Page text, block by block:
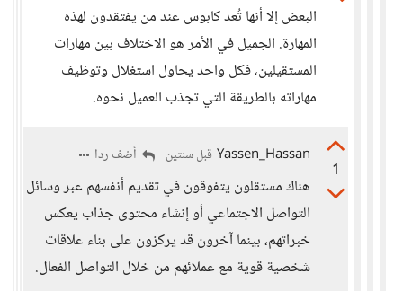
البعض إلا أنها تُعد كابوس عند من يفتقدون لهذه
المهارة. الجميل في الأمر هو الاختلاف بين مهارات
المستقيلين، فكل واحد يحاول استغلال وتوظيف
مهاراته بالطريقة التي تجذب العميل نحوه.
1
Yassen_Hassan قبل سنتين أضف ردا
هناك مستقلون يتفوقون في تقديم أنفسهم عبر وسائل
التواصل الاجتماعي أو إنشاء محتوى جذاب يعكس
خبراتهم، بينما آخرون قد يركزون على بناء علاقات
شخصية قوية مع عملائهم من خلال التواصل الفعال.